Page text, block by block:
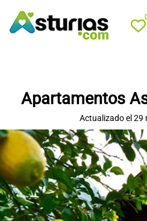
QUÉ HACER
ALOJAMIENTOS
RESTAURANTES
TURISMO ACTIVO
TIENDA
Apartamentos
Actualizado el 29